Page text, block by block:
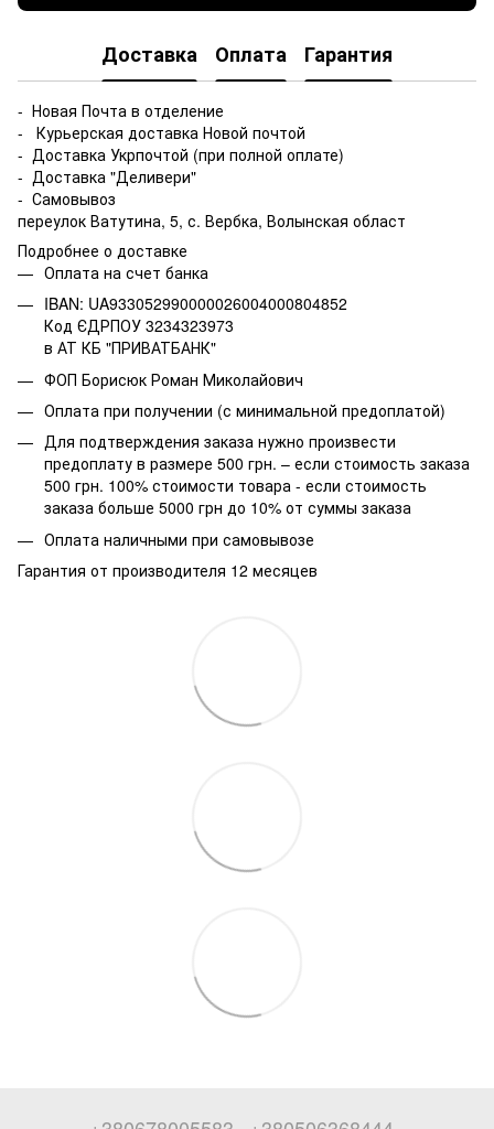
Доставка Оплата Гарантия
- Новая Почта в отделение
- Курьерская доставка Новой почтой
- Доставка Укрпочтой (при полной оплате)
- Доставка "Деливери"
- Самовывоз
переулок Ватутина, 5, с. Вербка, Волынская област
Подробнее о доставке
Оплата на счет банка
IBAN: UA933052990000026004000804852
Код ЄДРПОУ 3234323973
в АТ КБ "ПРИВАТБАНК"
ФОП Борисюк Роман Миколайович
Оплата при получении (с минимальной предоплатой)
Для подтверждения заказа нужно произвести
предоплату в размере 500 грн. – если стоимость заказа
500 грн. 100% стоимости товара - если стоимость
заказа больше 5000 грн до 10% от суммы заказа
Оплата наличными при самовывозе
Гарантия от производителя 12 месяцев